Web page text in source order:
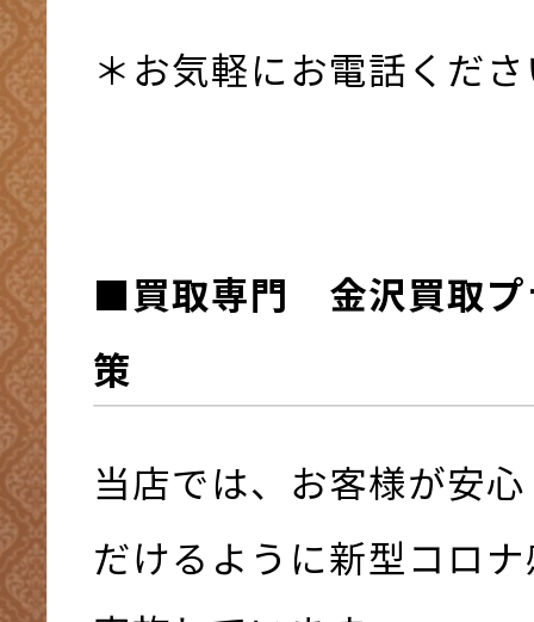
＊お気軽にお電話くだ
■買取専門 金沢買取プ
策
当店では、お客様が安
だけるように新型コロ